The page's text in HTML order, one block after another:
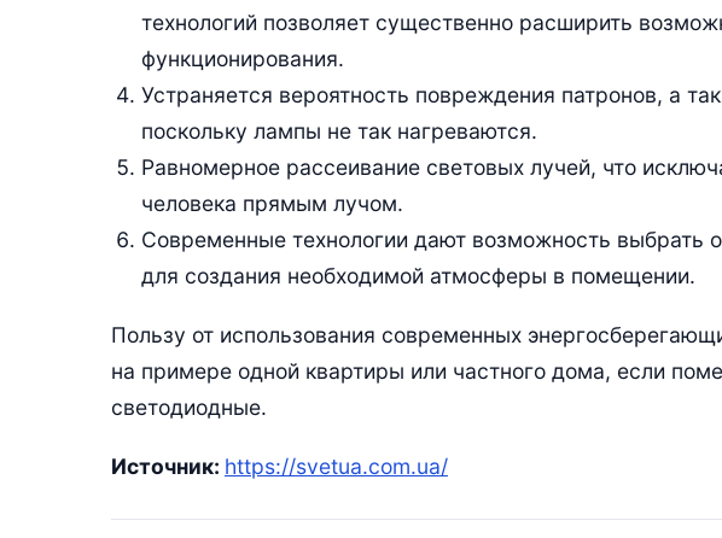
технологий позволяет существенно расширить
функционирования.
Устраняется вероятность повреждения патронов, а
поскольку лампы не так нагреваются.
Равномерное рассеивание световых лучей, что
человека прямым лучом.
Современные технологии дают возможность выбрать
для создания необходимой атмосферы в помещении.
Пользу от использования современных
на примере одной квартиры или частного дома, если
светодиодные.
Источник: https://svetua.com.ua/